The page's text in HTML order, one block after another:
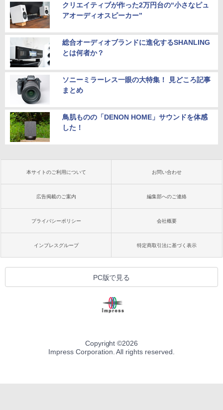
クリエイティブが作った2万円台の“小さなピュ
アオーディオスピーカー”
総合オーディオブランドに進化するSHANLING
とは何者か？
ソニーミラーレス一眼の大特集！ 見どころ記事
まとめ
鳥肌ものの「DENON HOME」サウンドを体感
した！
本サイトのご利用について お問い合わせ
広告掲載のご案内 編集部へのご連絡
プライバシーポリシー 会社概要
インプレスグループ 特定商取引法に基づく表示
PC版で見る
Copyright ©2026
Impress Corporation. All rights reserved.